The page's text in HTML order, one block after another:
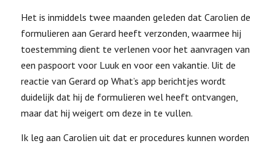
Het is inmiddels twee maanden geleden dat Carolien de
formulieren aan Gerard heeft verzonden, waarmee hij
toestemming dient te verlenen voor het aanvragen van
een paspoort voor Luuk en voor een vakantie. Uit de
reactie van Gerard op What’s app berichtjes wordt
duidelijk dat hij de formulieren wel heeft ontvangen,
maar dat hij weigert om deze in te vullen.
Ik leg aan Carolien uit dat er procedures kunnen worden